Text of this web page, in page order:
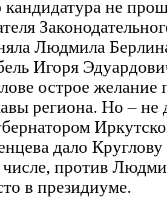
не
Людмила
Игоря
острое желание
региона. Но –
дало
против
в президиуме.